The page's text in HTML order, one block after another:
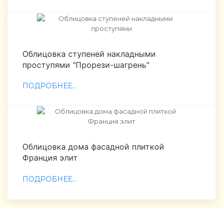
Облицовка ступеней накладными
проступями "Прорези-шагрень"
ПОДРОБНЕЕ...
Облицовка дома фасадной плиткой
Франция элит
ПОДРОБНЕЕ...